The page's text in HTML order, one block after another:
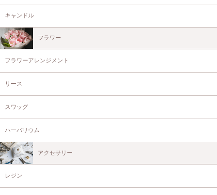
キャンドル
フラワー
フラワーアレンジメント
リース
スワッグ
ハーバリウム
アクセサリー
レジン